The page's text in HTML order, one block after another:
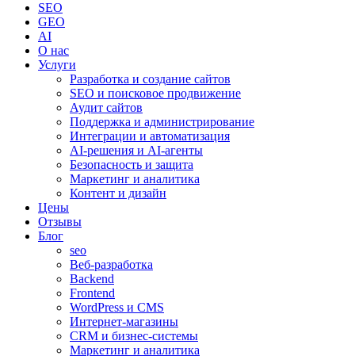
SEO
GEO
AI
О нас
Услуги
Разработка и создание сайтов
SEO и поисковое продвижение
Аудит сайтов
Поддержка и администрирование
Интеграции и автоматизация
AI-решения и AI-агенты
Безопасность и защита
Маркетинг и аналитика
Контент и дизайн
Цены
Отзывы
Блог
seo
Веб-разработка
Backend
Frontend
WordPress и CMS
Интернет-магазины
CRM и бизнес-системы
Маркетинг и аналитика